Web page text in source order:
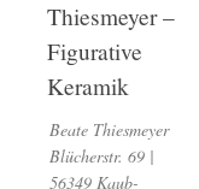
Thiesmeyer –
Figurative
Keramik
Beate Thiesmeyer
Blücherstr. 69 |
56349 Kaub-